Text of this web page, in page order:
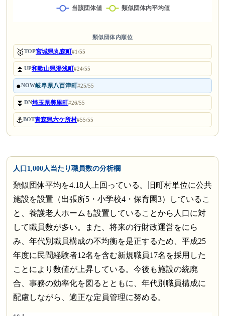
類似団体内順位
🥇TOP宮城県丸森町#1/55
⏫UP和歌山県湯浅町#24/55
●NOW岐阜県八百津町#25/55
⏬DN埼玉県美里町#26/55
⚓BOT青森県六ケ所村#55/55
人口1,000人当たり職員数の分析欄
類似団体平均を4.18人上回っている。旧町村単位に公共
施設を設置（出張所5・小学校4・保育園3）しているこ
と、養護老人ホームも設置していることから人口に対
して職員数が多い。また、将来の行財政運営をにら
み、年代別職員構成の不均衡を是正するため、平成25
年度に民間経験者12名を含む新規職員17名を採用した
ことにより数値が上昇している。今後も施設の統廃
合、事務の効率化を図るとともに、年代別職員構成に
配慮しながら、適正な定員管理に努める。